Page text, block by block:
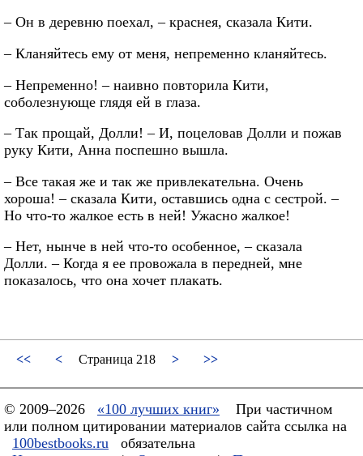
– Он в деревню поехал, – краснея, сказала Кити.
– Кланяйтесь ему от меня, непременно кланяйтесь.
– Непременно! – наивно повторила Кити,
соболезнующе глядя ей в глаза.
– Так прощай, Долли! – И, поцеловав Долли и пожав
руку Кити, Анна поспешно вышла.
– Все такая же и так же привлекательна. Очень
хороша! – сказала Кити, оставшись одна с сестрой. –
Но что-то жалкое есть в ней! Ужасно жалкое!
– Нет, нынче в ней что-то особенное, – сказала
Долли. – Когда я ее провожала в передней, мне
показалось, что она хочет плакать.
<< < Страница 218 > >>
© 2009–2026 «100 лучших книг»
При частичном
или полном цитировании материалов сайта ссылка на
100bestbooks.ru
обязательна